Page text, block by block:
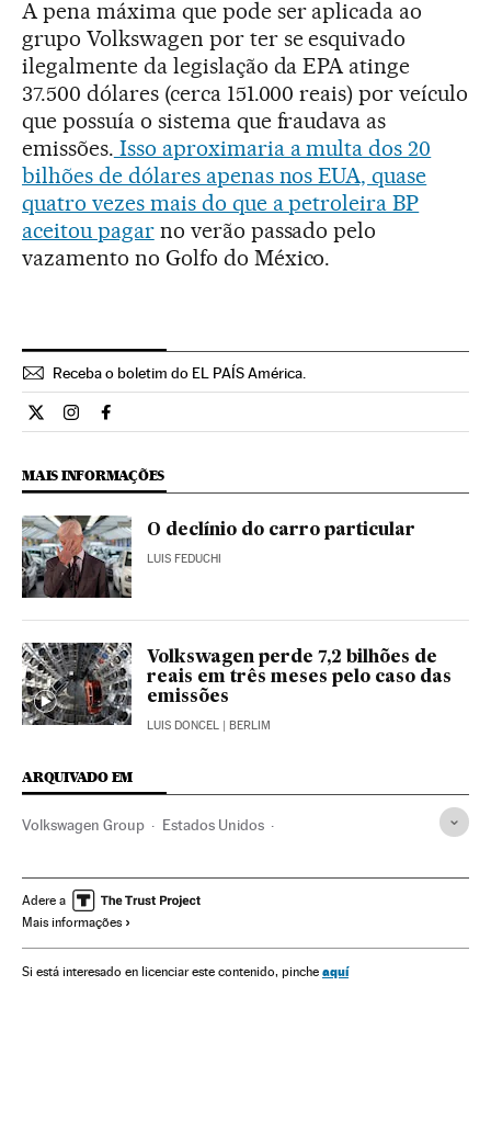
A pena máxima que pode ser aplicada ao
grupo Volkswagen por ter se esquivado
ilegalmente da legislação da EPA atinge
37.500 dólares (cerca 151.000 reais) por veículo
que possuía o sistema que fraudava as
emissões. Isso aproximaria a multa dos 20
bilhões de dólares apenas nos EUA, quase
quatro vezes mais do que a petroleira BP
aceitou pagarno verão passado pelo
vazamento no Golfo do México.
Receba o boletim do EL PAÍS América.
Economia El País Brasil en Twitter
Economia El País Brasil en Instagram
Economia El País Brasil en Facebook
MAIS INFORMAÇÕES
O declínio do carro particular
LUIS FEDUCHI
Volkswagen perde 7,2 bilhões de
reais em três meses pelo caso das
emissões
LUIS DONCEL | BERLIM
ARQUIVADO EM
Volkswagen Group Estados Unidos
Automobilismo Empresas
Adere a
Mais informações
Si está interesado en licenciar este contenido, pinche aquí